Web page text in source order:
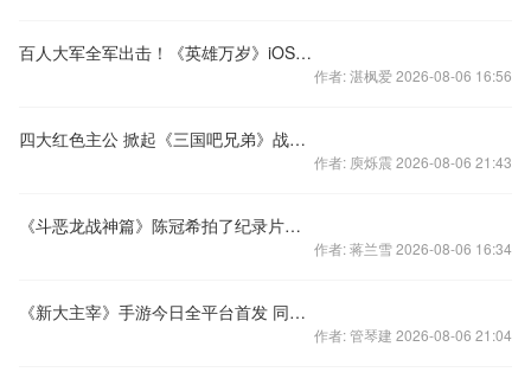
百人大军全军出击！《英雄万岁》iOS今日首发！
作者: 湛枫爱 2026-08-06 16:56
四大红色主公 掀起《三国吧兄弟》战术变革
作者: 庾烁震 2026-08-06 21:43
《斗恶龙战神篇》陈冠希拍了纪录片，讲诉除了摄影外的那些爱好
作者: 蒋兰雪 2026-08-06 16:34
《新大主宰》手游今日全平台首发 同名火箭明年一月发射
作者: 管琴建 2026-08-06 21:04